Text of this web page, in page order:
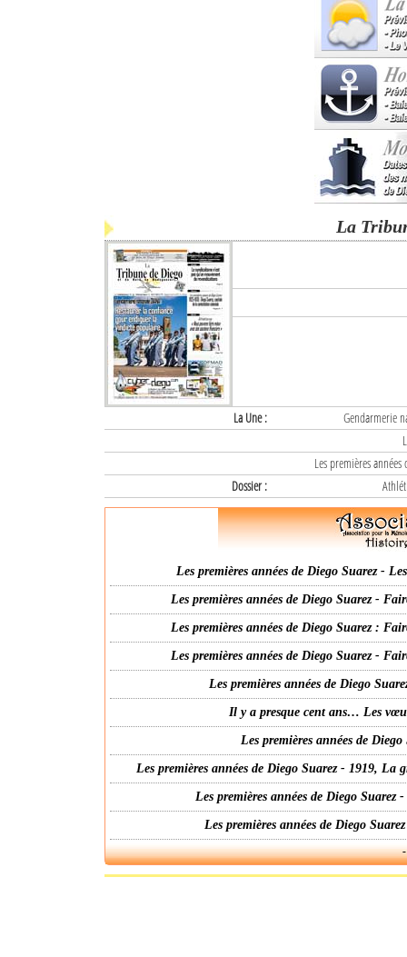
La
La Une :
Gendarmerie
Les premières
Dossier :
Les premières années de Diego Suarez -
Les premières années de Diego Suarez -
Les premières années de Diego Suarez :
Les premières années de Diego Suarez -
Les premières années de Diego
Il y a presque cent ans… Les
Les premières années de
Les premières années de Diego Suarez - 1919,
Les premières années de Diego
Les premières années de Diego